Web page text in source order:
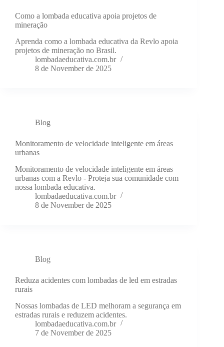
Como a lombada educativa apoia projetos de
mineração
Aprenda como a lombada educativa da Revlo apoia
projetos de mineração no Brasil.
lombadaeducativa.com.br
8 de November de 2025
Blog
Monitoramento de velocidade inteligente em áreas
urbanas
Monitoramento de velocidade inteligente em áreas
urbanas com a Revlo - Proteja sua comunidade com
nossa lombada educativa.
lombadaeducativa.com.br
8 de November de 2025
Blog
Reduza acidentes com lombadas de led em estradas
rurais
Nossas lombadas de LED melhoram a segurança em
estradas rurais e reduzem acidentes.
lombadaeducativa.com.br
7 de November de 2025